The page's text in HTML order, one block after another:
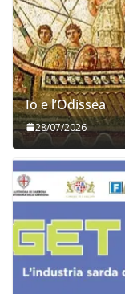
Io e l’Odissea
28/07/2026